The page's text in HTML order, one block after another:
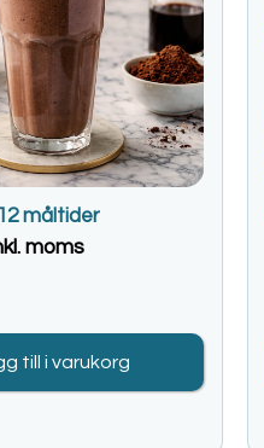
måltider
moms
till i varukorg